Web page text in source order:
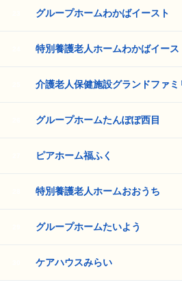
グループホームわかばイースト
特別養護老人ホームわかばイース
介護老人保健施設グランドファミ
グループホームたんぽぽ西目
ピアホーム福ふく
特別養護老人ホームおおうち
グループホームたいよう
ケアハウスみらい